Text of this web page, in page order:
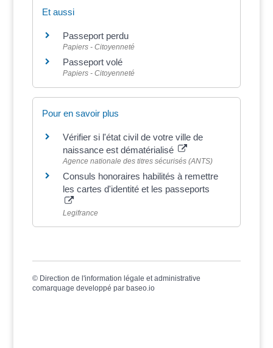
Et aussi
Passeport perdu
Papiers - Citoyenneté
Passeport volé
Papiers - Citoyenneté
Pour en savoir plus
Vérifier si l'état civil de votre ville de
naissance est dématérialisé
Agence nationale des titres sécurisés (ANTS)
Consuls honoraires habilités à remettre
les cartes d'identité et les passeports
Legifrance
© Direction de l'information légale et administrative
comarquage developpé par baseo.io